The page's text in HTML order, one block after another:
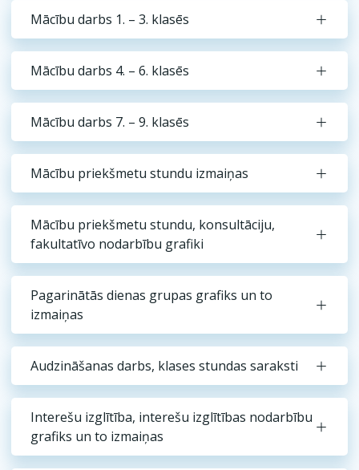
Mācību darbs 1. – 3. klasēs
Mācību darbs 4. – 6. klasēs
Mācību darbs 7. – 9. klasēs
Mācību priekšmetu stundu izmaiņas
Mācību priekšmetu stundu, konsultāciju,
fakultatīvo nodarbību grafiki
Pagarinātās dienas grupas grafiks un to
izmaiņas
Audzināšanas darbs, klases stundas saraksti
Interešu izglītība, interešu izglītības nodarbību
grafiks un to izmaiņas